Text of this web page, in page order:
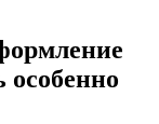
особенно